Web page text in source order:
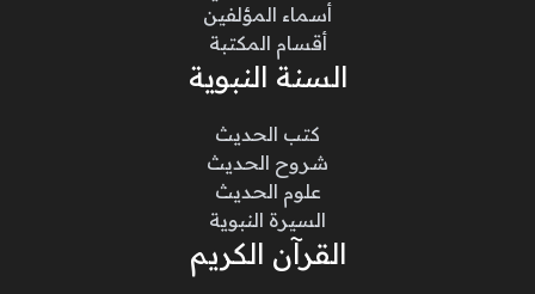
أسماء المؤلفين
أقسام المكتبة
السنة النبوية
كتب الحديث
شروح الحديث
علوم الحديث
السيرة النبوية
القرآن الكريم